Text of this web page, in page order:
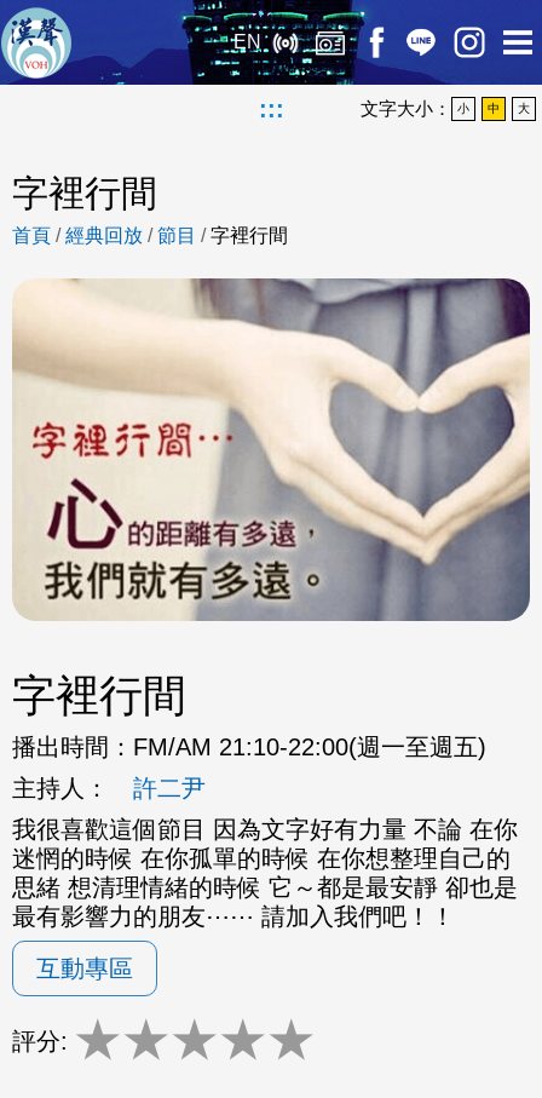
EN
::: 文字大小： 小 中 大
字裡行間
首頁 /經典回放 /節目 /字裡行間
字裡行間
播出時間： FM/AM 21:10-22:00(週一至週五)
主持人：
許二尹
我很喜歡這個節目 因為文字好有力量 不論 在你
迷惘的時候 在你孤單的時候 在你想整理自己的
思緒 想清理情緒的時候 它～都是最安靜 卻也是
最有影響力的朋友⋯⋯ 請加入我們吧！！
互動專區
評分: ★★★★★